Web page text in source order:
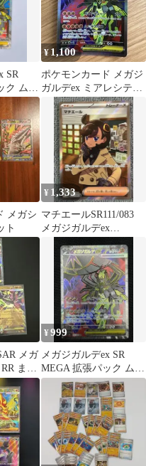
SR
ク ムニ
080
¥ 1,100
ポケモンカード メガジ
ガルデex ミアレシティ
SR 2枚セット
メガシ
ト
¥ 1,333
マチエールSR111/083
メガジガルデex
SR090/080AR1枚オまけ
メガ
まと
¥999
メガジガルデex SR
MEGA 拡張パック ムニ
キスゼロ 097/080